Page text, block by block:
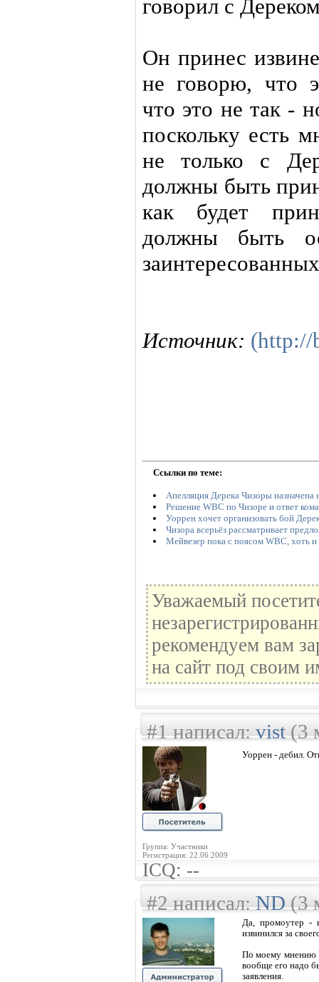
говорил с
Он принес
не говорю, что
что это не так -
поскольку есть
не только с
должны быть
как будет
должны быть
Источник: (http://
Ссылки по теме:
Апелляция Дерека Чизоры назначена
Решение WBC по Чизоре и ответ
Уоррен хочет организовать бой
Чизора всерьёз рассматривает
Мейвезер пока с поясом WBC, хоть и
Уважаемый
рекомендуем вам
на сайт под своим
#1 написал:vist(3
Группа: Участники
Регистрация: 22.06.2009
Уоррен - дебил.
ICQ: --
#2 написал:ND(3
Да, промоутер -
извинился за
По моему мнению
вообще его надо
заявления.